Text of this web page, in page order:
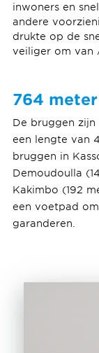
inwoners en
andere
drukte op de
veiliger om van
764 meter
De bruggen
een lengte van
bruggen in
Demoudoulla
Kakimbo (192
een voetpad
garanderen.